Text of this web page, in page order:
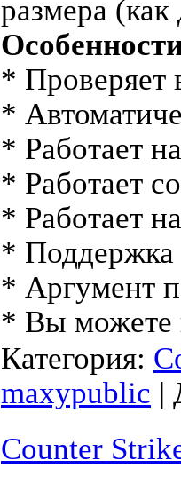
размера (как
* Проверяет
*
* Работает
* Работает
* Работает
* Поддержка
* Аргумент
* Вы можете
Категория:
maxypublic |
Counter